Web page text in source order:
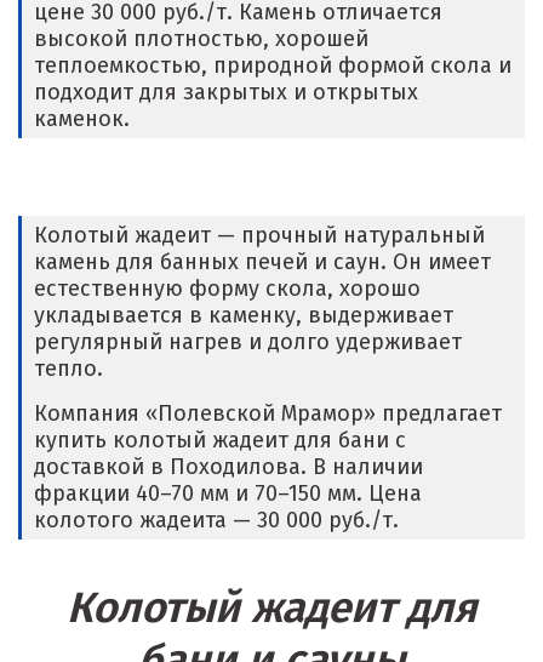
цене 30 000 руб./т. Камень отличается
высокой плотностью, хорошей
теплоемкостью, природной формой скола и
подходит для закрытых и открытых
каменок.
Колотый жадеит — прочный натуральный
камень для банных печей и саун. Он имеет
естественную форму скола, хорошо
укладывается в каменку, выдерживает
регулярный нагрев и долго удерживает
тепло.
Компания «Полевской Мрамор» предлагает
купить колотый жадеит для бани с
доставкой в Походилова. В наличии
фракции 40–70 мм и 70–150 мм. Цена
колотого жадеита — 30 000 руб./т.
Колотый жадеит для